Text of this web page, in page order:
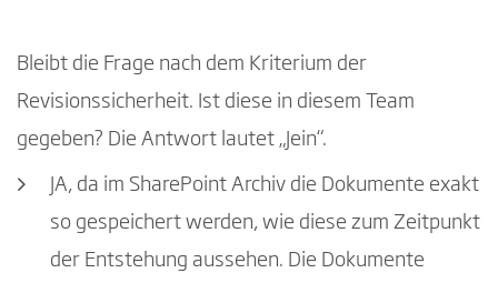
Bleibt die Frage nach dem Kriterium der
Revisionssicherheit. Ist diese in diesem Team
gegeben? Die Antwort lautet „Jein“.
JA, da im SharePoint Archiv die Dokumente exakt
so gespeichert werden, wie diese zum Zeitpunkt
der Entstehung aussehen. Die Dokumente